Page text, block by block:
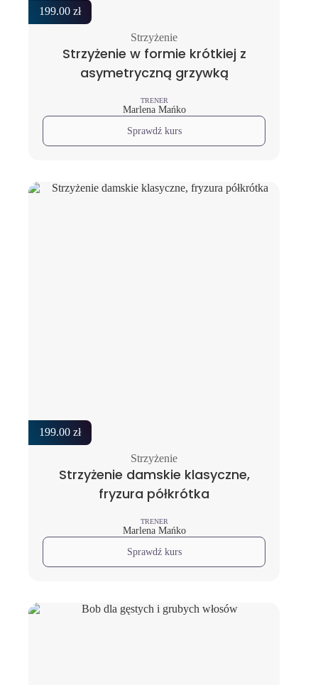
199.00 zł
Strzyżenie
Strzyżenie w formie krótkiej z
asymetryczną grzywką
TRENER
Marlena Mańko
Sprawdź kurs
199.00 zł
Strzyżenie
Strzyżenie damskie klasyczne,
fryzura półkrótka
TRENER
Marlena Mańko
Sprawdź kurs